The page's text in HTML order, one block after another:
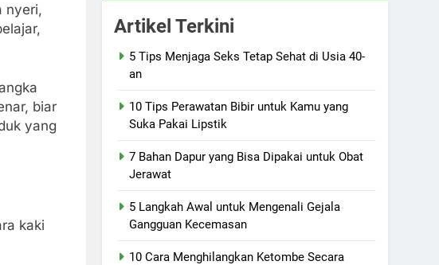
nyeri,
biar
yang
kaki
Artikel Terkini
5 Tips Menjaga Seks Tetap Sehat di Usia 40-
an
10 Tips Perawatan Bibir untuk Kamu yang
Suka Pakai Lipstik
7 Bahan Dapur yang Bisa Dipakai untuk Obat
Jerawat
5 Langkah Awal untuk Mengenali Gejala
Gangguan Kecemasan
10 Cara Menghilangkan Ketombe Secara